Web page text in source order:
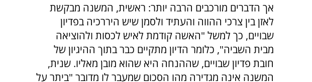
אך הדברים מורכבים הרבה יותר: ראשית, המשנה מבקשת
לאזן בין צרכי ההווה והעתיד ולסמן שיש היררכיה בפדיון
שבויים, כך למשל "האשה קודמת לאיש לכסות ולהוציאה
מבית השביה", כלומר הדיון מתקיים כבר בתוך ההיגיון של
חובת פדיון שבויים, שההנחה היא שהוא מובן מאליו. שנית,
המשנה אינה מגדירה מהו הסכום שמעבר לו מדובר "ביתר על